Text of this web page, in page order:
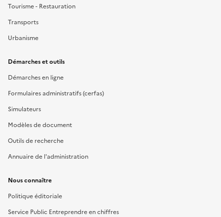
Tourisme - Restauration
Transports
Urbanisme
Démarches et outils
Démarches en ligne
Formulaires administratifs (cerfas)
Simulateurs
Modèles de document
Outils de recherche
Annuaire de l'administration
Nous connaître
Politique éditoriale
Service Public Entreprendre en chiffres